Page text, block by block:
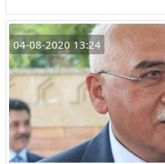
04-08-2020 13:24